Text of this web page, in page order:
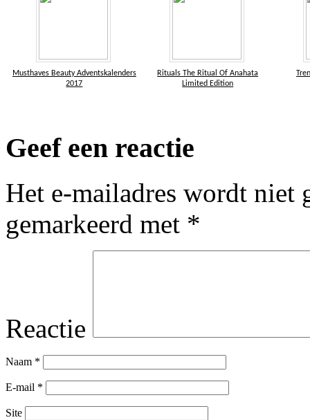
Musthaves Beauty Adventskalenders
2017
Rituals The Ritual Of Anahata
Limited Edition
Geef een reactie
Het e-mailadres wordt niet
gemarkeerd met *
Reactie
Naam *
E-mail *
Site